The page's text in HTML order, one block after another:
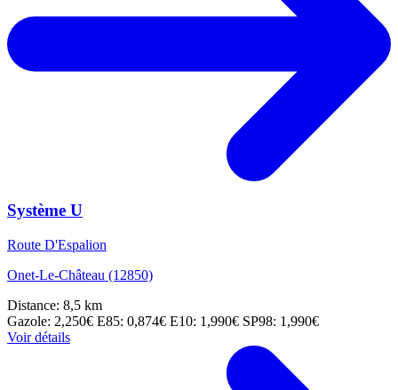
Système U
Route D'Espalion
Onet-Le-Château (12850)
Distance: 8,5 km
Gazole: 2,250€ E85: 0,874€ E10: 1,990€ SP98: 1,990€
Voir détails